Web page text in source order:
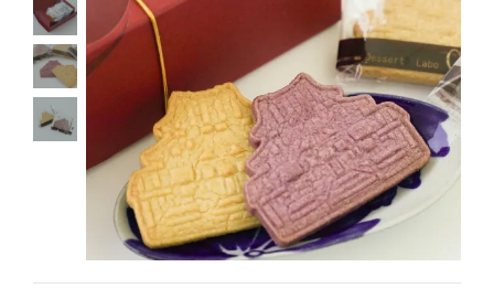
OKINAWA the RYUKYU
ショッピングガイド
よみもの
実店舗のご案内